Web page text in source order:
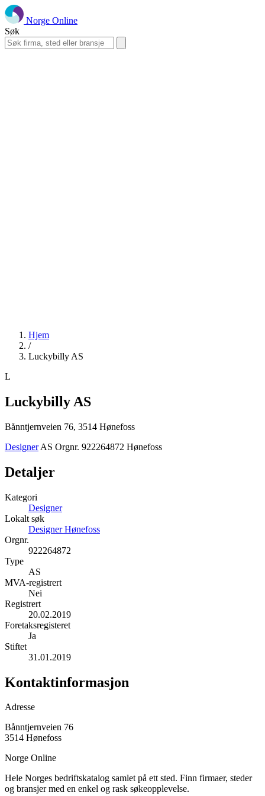
Norge Online
Søk
Hjem
/
Luckybilly AS
L
Luckybilly AS
Bånntjernveien 76, 3514 Hønefoss
Designer AS Orgnr. 922264872 Hønefoss
Detaljer
Kategori
Designer
Lokalt søk
Designer Hønefoss
Orgnr.
922264872
Type
AS
MVA-registrert
Nei
Registrert
20.02.2019
Foretaksregisteret
Ja
Stiftet
31.01.2019
Kontaktinformasjon
Adresse
Bånntjernveien 76
3514 Hønefoss
Norge Online
Hele Norges bedriftskatalog samlet på ett sted. Finn firmaer, steder
og bransjer med en enkel og rask søkeopplevelse.